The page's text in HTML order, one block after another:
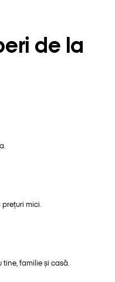
de la
mici.
familie și casă.